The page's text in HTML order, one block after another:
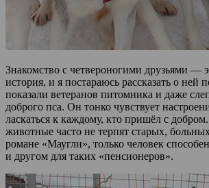
Знакомство с четвероногими друзьями —
история, и я постараюсь рассказать о ней
показали ветеранов питомника и даже
доброго пса. Он тонко чувствует
ласкаться к каждому, кто пришёл с
животные часто не терпят старых,
романе «Маугли», только человек
и другом для таких «пенсионеров».